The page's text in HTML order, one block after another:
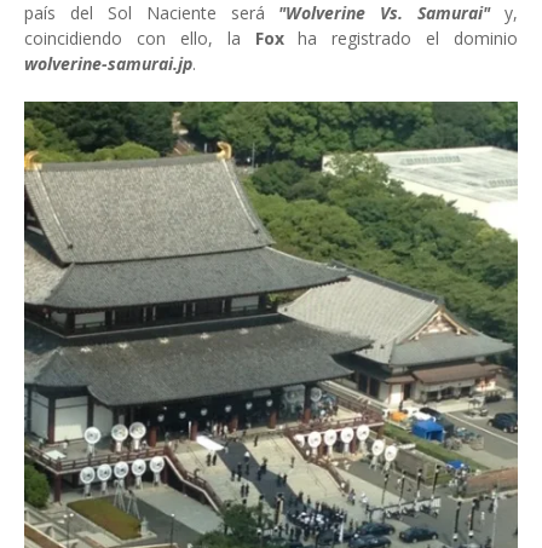
país del Sol Naciente será "Wolverine Vs. Samurai" y,
coincidiendo con ello, la Foxha registrado el dominio
wolverine-samurai.jp.